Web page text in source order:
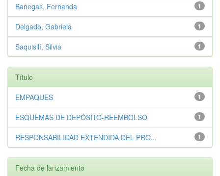
1
Banegas, Fernanda
1
Delgado, Gabriela
1
Saquisilí, Silvia
Título
1
EMPAQUES
1
ESQUEMAS DE DEPÓSITO-REEMBOLSO
1
RESPONSABILIDAD EXTENDIDA DEL PRO...
Fecha de lanzamiento